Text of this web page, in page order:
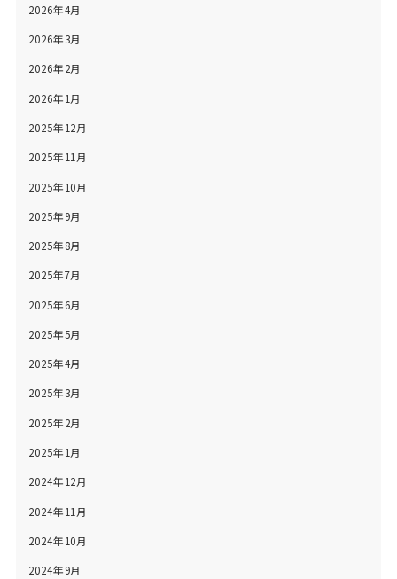
2026年4月
2026年3月
2026年2月
2026年1月
2025年12月
2025年11月
2025年10月
2025年9月
2025年8月
2025年7月
2025年6月
2025年5月
2025年4月
2025年3月
2025年2月
2025年1月
2024年12月
2024年11月
2024年10月
2024年9月